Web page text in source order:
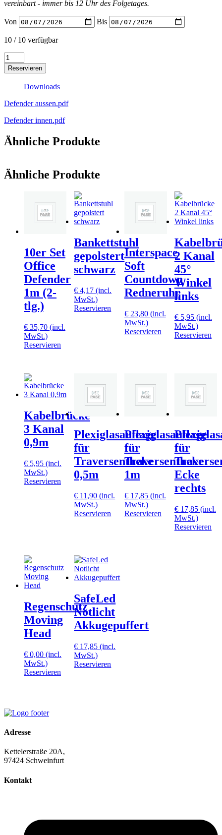
vereinbart - immer bis 12 Uhr des Folgetages.
Von Bis
10 / 10 verfügbar
Office
Defender
1m
Menge
Reservieren
Downloads
Defender aussen.pdf
Defender innen.pdf
Ähnliche Produkte
Ähnliche Produkte
10er Set
Office
Defender
1m (2-
tlg.)
€ 35,70 (incl.
MwSt.)
Reservieren
Bankettstuhl
gepolstert
schwarz
€ 4,17 (incl.
MwSt.)
Reservieren
Interspace
Soft
Countdown
Redneruhr
€23,80 (incl.
MwSt.)
Reservieren
2 Kanal
45°
Winkel
links
€5,95 (incl.
MwSt.)
Reservieren
Kabelbrücke
3 Kanal
0,9m
€ 5,95 (incl.
MwSt.)
Reservieren
Plexiglasauflage
für
Traversentheke
0,5m
€ 11,90 (incl.
MwSt.)
Reservieren
Plexiglasauflage
für
Traversentheke
1m
€17,85 (incl.
MwSt.)
Reservieren
für
Ecke
rechts
€17,85 (incl.
MwSt.)
Reservieren
Regenschutz
Moving
Head
€ 0,00 (incl.
MwSt.)
Reservieren
SafeLed
Notlicht
Akkugepuffert
€ 17,85 (incl.
MwSt.)
Reservieren
Adresse
Kettelerstraße 20A,
97424 Schweinfurt
Kontakt